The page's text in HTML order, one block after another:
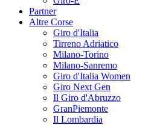
Partner
Altre Corse
Giro d'Italia
Tirreno Adriatico
Milano-Torino
Milano-Sanremo
Giro d'Italia Women
Giro Next Gen
Il Giro d'Abruzzo
GranPiemonte
Il Lombardia